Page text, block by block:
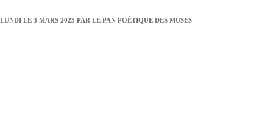
LUNDI LE 3 MARS 2025 PAR LE PAN POÉTIQUE DES MUSES